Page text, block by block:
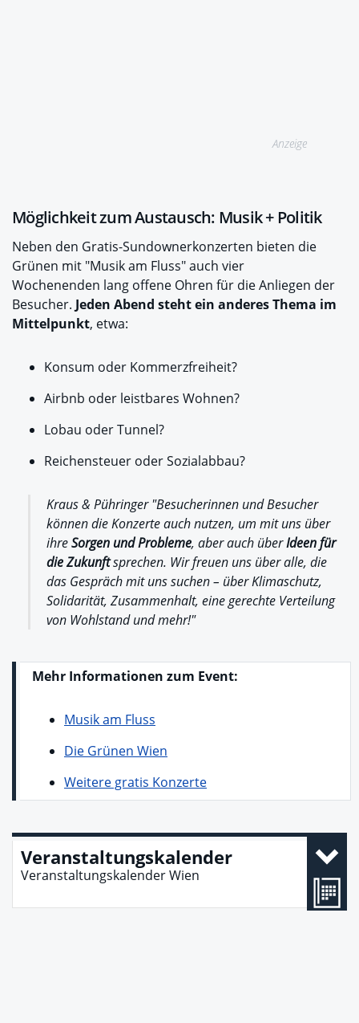
Anzeige
Möglichkeit zum Austausch: Musik + Politik
Neben den Gratis-Sundownerkonzerten bieten die
Grünen mit "Musik am Fluss" auch vier
Wochenenden lang offene Ohren für die Anliegen der
Besucher. Jeden Abend steht ein anderes Thema im
Mittelpunkt, etwa:
Konsum oder Kommerzfreiheit?
Airbnb oder leistbares Wohnen?
Lobau oder Tunnel?
Reichensteuer oder Sozialabbau?
Kraus & Pühringer "Besucherinnen und Besucher
können die Konzerte auch nutzen, um mit uns über
ihreSorgen und Probleme, aber auch überIdeen für
die Zukunftsprechen. Wir freuen uns über alle, die
das Gespräch mit uns suchen – über Klimaschutz,
Solidarität, Zusammenhalt, eine gerechte Verteilung
von Wohlstand und mehr!"
Mehr Informationen zum Event:
Musik am Fluss
Die Grünen Wien
Weitere gratis Konzerte
Veranstaltungskalender
Veranstaltungskalender Wien